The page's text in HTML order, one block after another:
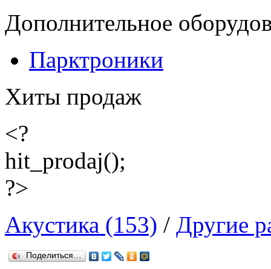
Дополнительное
Парктроники
Хиты продаж
<?
hit_prodaj();
?>
Акустика (153) / Другие
Поделиться…